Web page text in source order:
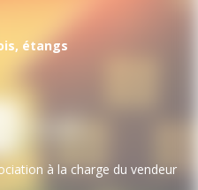
étangs
à la charge du vendeur